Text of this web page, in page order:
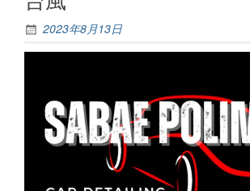
2023年8月13日